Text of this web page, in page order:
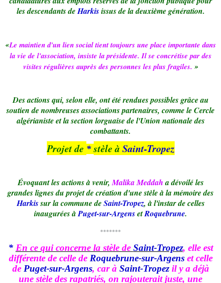
les descendants deHarkisissus de la deuxième génération.
«Le maintien d'un lien social tient toujours une place importante dans
la vie de l'association, insiste la présidente. Il se concrétise par des
visites régulières auprès des personnes les plus fragiles. »
Des actions qui, selon elle, ont été rendues possibles grâce au
soutien de nombreuses associations partenaires, comme le Cercle
algérianiste et la section lorguaise de l'Union nationale des
combattants.
Projet de *stèle à Saint-Tropez
Évoquant les actions à venir,Malika Meddah a dévoilé les
grandes lignes du projet de création d'une stèle à la mémoire des
Harkissur la commune deSaint-Tropez, à l'instar de celles
inaugurées àPuget-sur-ArgensetRoquebrune.
*******
* En ce qui concerne la stèle de Saint-Tropez, elle est
différente de celle de Roquebrune-sur-Argenset celle
de Puget-sur-Argens, car à Saint-Tropezil y a déjà
une stèle des rapatriés, on rajouterait juste, une